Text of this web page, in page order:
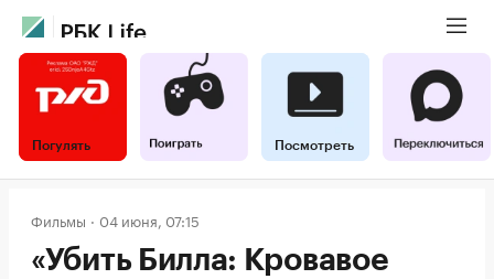
Погулять Посмотреть
Фильмы 04 июня, 07:15
«Убить Билла: Кровавое